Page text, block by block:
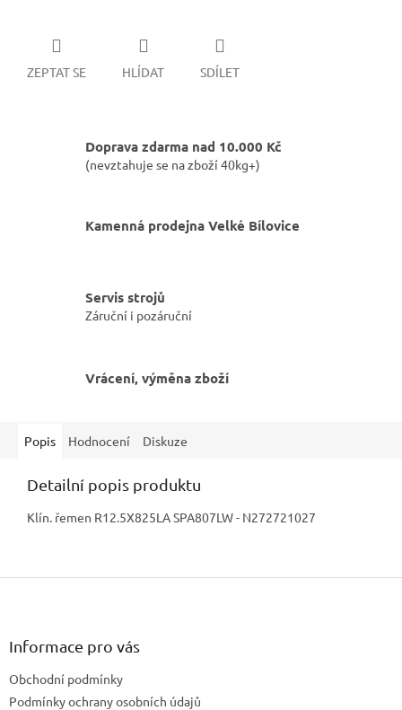
ZEPTAT SE HLÍDAT SDÍLET
Doprava zdarma nad 10.000 Kč
(nevztahuje se na zboží 40kg+)
Kamenná prodejna Velké Bílovice
Servis strojů
Záruční i pozáruční
Vrácení, výměna zboží
Popis Hodnocení Diskuze
Detailní popis produktu
Klín. řemen R12.5X825LA SPA807LW - N272721027
Z
Informace pro vás
Obchodní podmínky
Podmínky ochrany osobních údajů